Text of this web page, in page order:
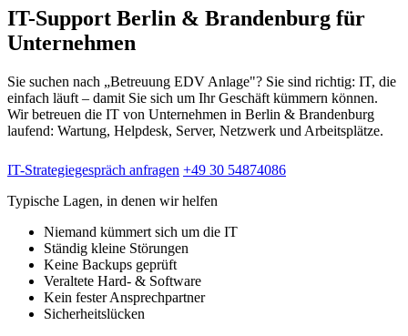
IT-Support Berlin & Brandenburg für
Unternehmen
Sie suchen nach „Betreuung EDV Anlage"? Sie sind richtig: IT, die
einfach läuft – damit Sie sich um Ihr Geschäft kümmern können.
Wir betreuen die IT von Unternehmen in Berlin & Brandenburg
laufend: Wartung, Helpdesk, Server, Netzwerk und Arbeitsplätze.
IT-Strategiegespräch anfragen +49 30 54874086
Typische Lagen, in denen wir helfen
Niemand kümmert sich um die IT
Ständig kleine Störungen
Keine Backups geprüft
Veraltete Hard- & Software
Kein fester Ansprechpartner
Sicherheitslücken